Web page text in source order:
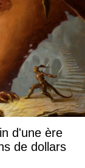
d'une ère
de dollars